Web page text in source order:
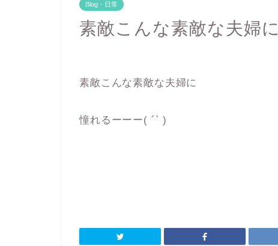
Blog・日常
素敵こんな素敵な夫婦に
素敵こんな素敵な夫婦に
憧れるーーー( ´` )